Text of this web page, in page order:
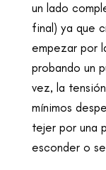
un lado
final) ya que
empezar por
probando un
vez, la
mínimos
tejer por una
esconder o